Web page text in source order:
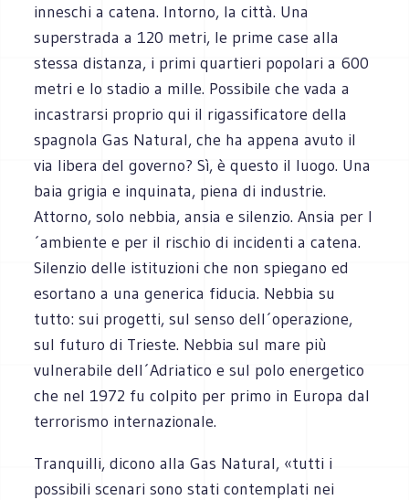
inneschi a catena. Intorno, la città. Una
superstrada a 120 metri, le prime case alla
stessa distanza, i primi quartieri popolari a 600
metri e lo stadio a mille. Possibile che vada a
incastrarsi proprio qui il rigassificatore della
spagnola Gas Natural, che ha appena avuto il
via libera del governo? Sì, è questo il luogo. Una
baia grigia e inquinata, piena di industrie.
Attorno, solo nebbia, ansia e silenzio. Ansia per l
´ambiente e per il rischio di incidenti a catena.
Silenzio delle istituzioni che non spiegano ed
esortano a una generica fiducia. Nebbia su
tutto: sui progetti, sul senso dell´operazione,
sul futuro di Trieste. Nebbia sul mare più
vulnerabile dell´Adriatico e sul polo energetico
che nel 1972 fu colpito per primo in Europa dal
terrorismo internazionale.
Tranquilli, dicono alla Gas Natural, «tutti i
possibili scenari sono stati contemplati nei